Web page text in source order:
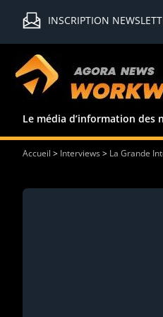
INSCRIPTION
Le média d’information des
Accueil > Interviews> La Grande